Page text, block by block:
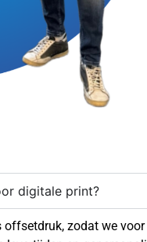
digitale print?
zodat we